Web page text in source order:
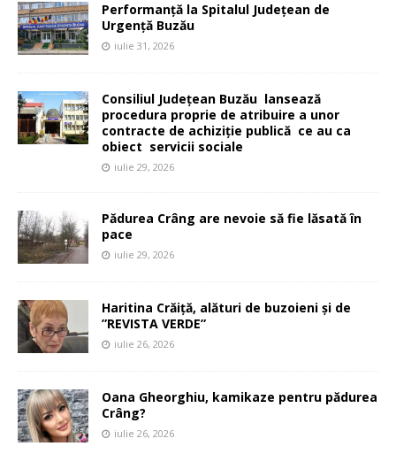
Performanță la Spitalul Județean de
Urgență Buzău
iulie 31, 2026
Consiliul Județean Buzău lansează
procedura proprie de atribuire a unor
contracte de achiziție publică ce au ca
obiect servicii sociale
iulie 29, 2026
Pădurea Crâng are nevoie să fie lăsată în
pace
iulie 29, 2026
Haritina Crăiță, alături de buzoieni și de
”REVISTA VERDE”
iulie 26, 2026
Oana Gheorghiu, kamikaze pentru pădurea
Crâng?
iulie 26, 2026